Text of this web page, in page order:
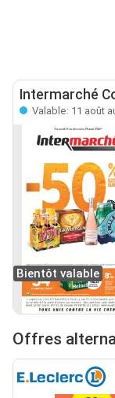
Intermarché
Valable: 11 août
Bientôt valable
Offres